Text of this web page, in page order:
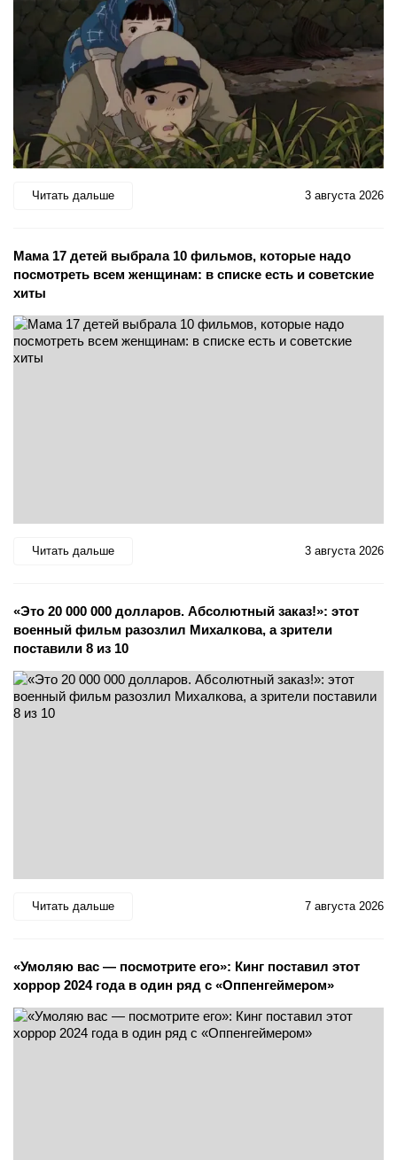
Читать дальше 3 августа 2026
Мама 17 детей выбрала 10 фильмов, которые надо
посмотреть всем женщинам: в списке есть и советские
хиты
Читать дальше 3 августа 2026
«Это 20 000 000 долларов. Абсолютный заказ!»: этот
военный фильм разозлил Михалкова, а зрители
поставили 8 из 10
Читать дальше 7 августа 2026
«Умоляю вас — посмотрите его»: Кинг поставил этот
хоррор 2024 года в один ряд с «Оппенгеймером»